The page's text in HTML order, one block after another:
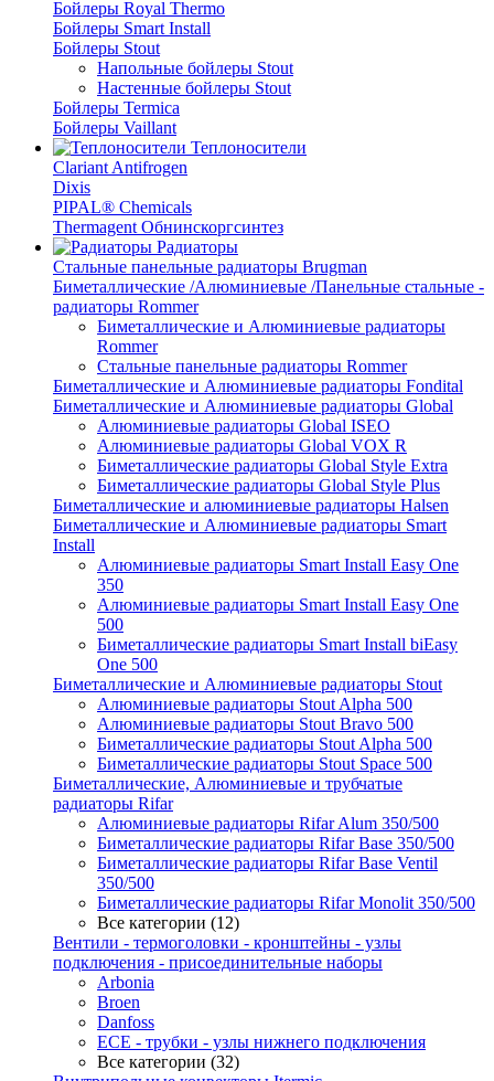
Бойлеры Royal Thermo
Бойлеры Smart Install
Бойлеры Stout
Напольные бойлеры Stout
Настенные бойлеры Stout
Бойлеры Termica
Бойлеры Vaillant
Теплоносители
Clariant Antifrogen
Dixis
PIPAL® Chemicals
Thermagent Обнинскоргсинтез
Радиаторы
Стальные панельные радиаторы Brugman
Биметаллические /Алюминиевые /Панельные стальные -
радиаторы Rommer
Биметаллические и Алюминиевые радиаторы
Rommer
Стальные панельные радиаторы Rommer
Биметаллические и Алюминиевые радиаторы Fondital
Биметаллические и Алюминиевые радиаторы Global
Алюминиевые радиаторы Global ISEO
Алюминиевые радиаторы Global VOX R
Биметаллические радиаторы Global Style Extra
Биметаллические радиаторы Global Style Plus
Биметаллические и алюминиевые радиаторы Halsen
Биметаллические и Алюминиевые радиаторы Smart
Install
Алюминиевые радиаторы Smart Install Easy One
350
Алюминиевые радиаторы Smart Install Easy One
500
Биметаллические радиаторы Smart Install biEasy
One 500
Биметаллические и Алюминиевые радиаторы Stout
Алюминиевые радиаторы Stout Alpha 500
Алюминиевые радиаторы Stout Bravo 500
Биметаллические радиаторы Stout Alpha 500
Биметаллические радиаторы Stout Space 500
Биметаллические, Алюминиевые и трубчатые
радиаторы Rifar
Алюминиевые радиаторы Rifar Alum 350/500
Биметаллические радиаторы Rifar Base 350/500
Биметаллические радиаторы Rifar Base Ventil
350/500
Биметаллические радиаторы Rifar Monolit 350/500
Все категории (12)
Вентили - термоголовки - кронштейны - узлы
подключения - присоединительные наборы
Arbonia
Broen
Danfoss
ECE - трубки - узлы нижнего подключения
Все категории (32)